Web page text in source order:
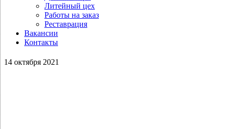
Литейный цех
Работы на заказ
Реставрация
Вакансии
Контакты
14 октября 2021